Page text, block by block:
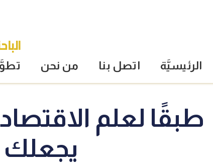
الرئيسيَّة اتصل بنا من نحن
طبقًا لعلم
يجعلك